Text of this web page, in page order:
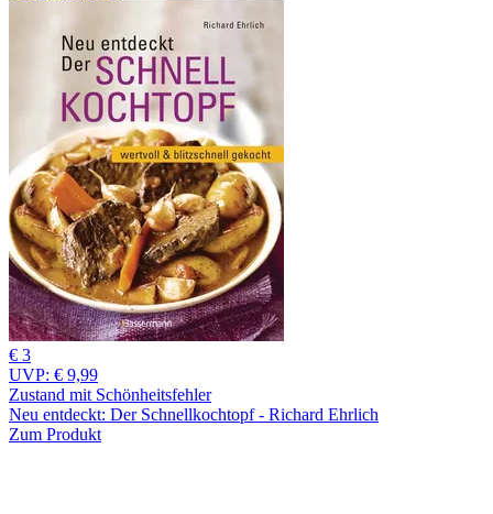
€ 3
UVP: € 9,99
Zustand mit Schönheitsfehler
Neu entdeckt: Der Schnellkochtopf - Richard Ehrlich
Zum Produkt